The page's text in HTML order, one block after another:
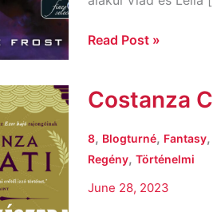
Read Post »
Costanza
8, Blogturné, Fantasy,
Regény, Történelmi
June 28, 2023
Costanza
Klütaimnésztra